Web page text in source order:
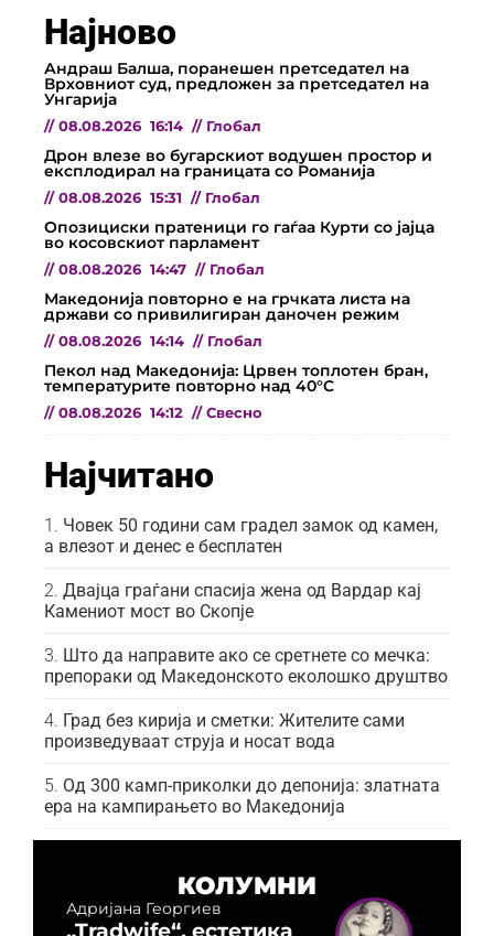
Најново
Андраш Балша, поранешен претседател на
Врховниот суд, предложен за претседател на
Унгарија
// 08.08.2026 16:14 // Глобал
Дрон влезе во бугарскиот водушен простор и
експлодирал на границата со Романија
// 08.08.2026 15:31 // Глобал
Опозициски пратеници го гаѓаа Курти со јајца
во косовскиот парламент
// 08.08.2026 14:47 // Глобал
Македонија повторно е на грчката листа на
држави со привилигиран даночен режим
// 08.08.2026 14:14 // Глобал
Пекол над Македонија: Црвен топлотен бран,
температурите повторно над 40°C
// 08.08.2026 14:12 // Свесно
Најчитано
Човек 50 години сам градел замок од камен,
а влезот и денес е бесплатен
Двајца граѓани спасија жена од Вардар кај
Камениот мост во Скопје
Што да направите ако се сретнете со мечка:
препораки од Македонското еколошко друштво
Град без кирија и сметки: Жителите сами
произведуваат струја и носат вода
Од 300 камп-приколки до депонија: златната
ера на кампирањето во Македонија
КОЛУМНИ
Адријана Георгиев
„Tradwife“, естетика